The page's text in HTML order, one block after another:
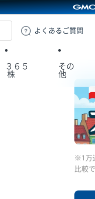
GMOクリック証券
よくある ご質問
３６５
株
その
他
※1万
比較